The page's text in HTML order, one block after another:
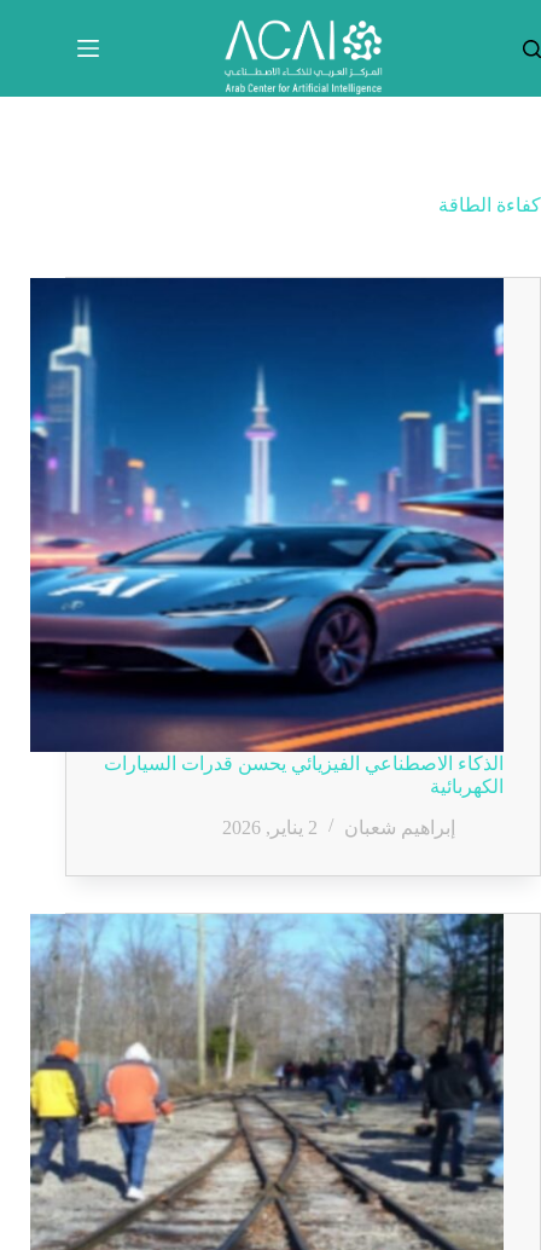
المحتوى
كفاءة الطاقة
الذكاء الاصطناعي الفيزيائي يحسن قدرات السيارات
الكهربائية
إبراهيم شعبان
2 يناير, 2026